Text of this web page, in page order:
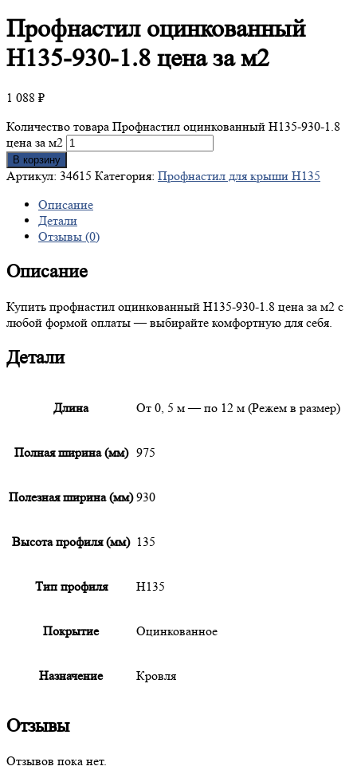
Профнастилоцинкованный
Н135-930-1.8 цена за м2
1 088 ₽
Количество товара Профнастил оцинкованный Н135-930-1.8
цена за м2
В корзину
Артикул: 34615 Категория: Профнастил для крыши Н135
Описание
Детали
Отзывы (0)
Описание
Купить профнастил оцинкованный Н135-930-1.8 цена за м2 с
любой формой оплаты — выбирайте комфортную для себя.
Детали
Длина От 0, 5 м — по 12 м (Режем в размер)
Полная ширина (мм) 975
Полезная ширина (мм) 930
Высота профиля (мм) 135
Тип профиля Н135
Покрытие Оцинкованное
Назначение Кровля
Отзывы
Отзывов пока нет.